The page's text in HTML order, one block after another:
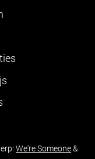
We're Someone&